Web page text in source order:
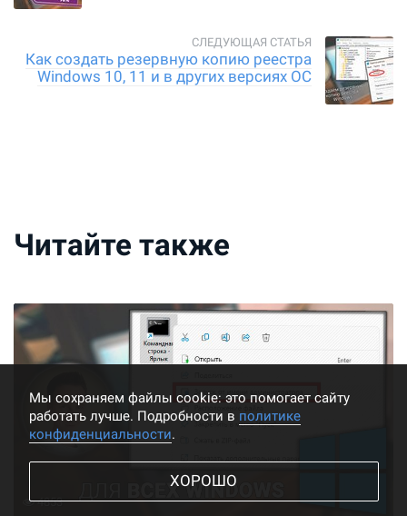
Как создать резервную копию реестра
Windows 10, 11 и в других версиях ОС
Читайте также
4853
Мы cохраняем файлы cookie: это помогает сайту
работать лучше. Подробности в политике
конфиденциальности.
ХОРОШО